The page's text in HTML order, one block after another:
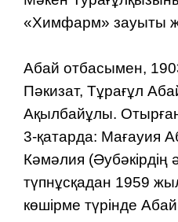
«Химфарм» зауыты
Абай отбасымен,
Пәкизат, Тұрағұл
Ақылбайұлы.
3-қатарда: Мағауия
Кәмәлия (Әубәкірдің
түпнұсқадан 1959
көшірме түрінде